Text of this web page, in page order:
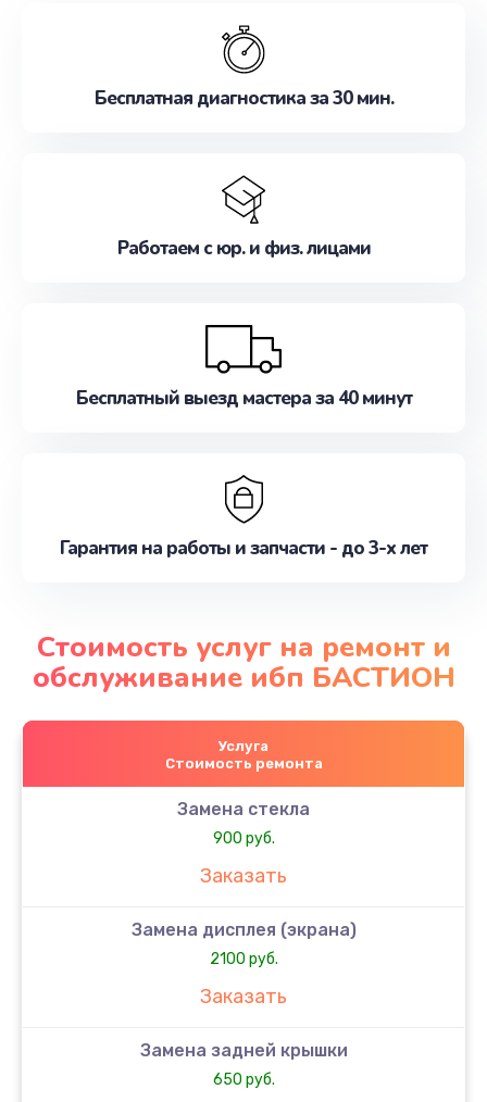
Бесплатная диагностика за 30 мин.
Работаем с юр. и физ. лицами
Бесплатный выезд мастера за 40 минут
Гарантия на работы и запчасти - до 3-х лет
Стоимость услуг на ремонт и
обслуживание ибп БАСТИОН
Услуга
Стоимость ремонта
Замена стекла
900 руб.
Заказать
Замена дисплея (экрана)
2100 руб.
Заказать
Замена задней крышки
650 руб.